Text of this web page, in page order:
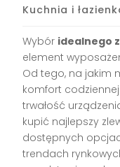
Kuchnia i
Wybór idealnego
element
Od tego, na jakim
komfort
trwałość
kupić najlepszy
dostępnych
trendach